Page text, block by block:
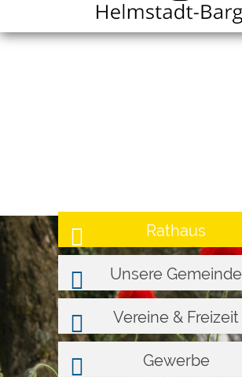
Rathaus
Unsere Gemeinde
Vereine & Freizeit
Gewerbe